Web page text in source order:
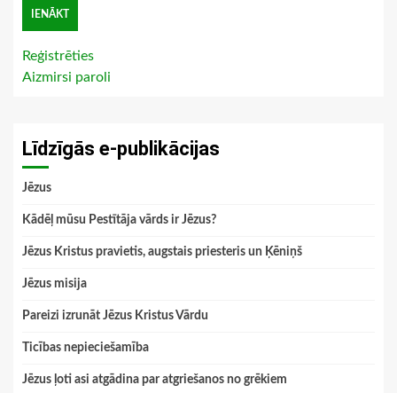
Reģistrēties
Aizmirsi paroli
Līdzīgās e-publikācijas
Jēzus
Kādēļ mūsu Pestītāja vārds ir Jēzus?
Jēzus Kristus pravietis, augstais priesteris un Ķēniņš
Jēzus misija
Pareizi izrunāt Jēzus Kristus Vārdu
Ticības nepieciešamība
Jēzus ļoti asi atgādina par atgriešanos no grēkiem